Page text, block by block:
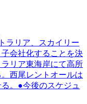
ラリア、スカイリー
会社化することを決
リア東海岸にて高所
西尾レントオールは
。●今後のスケジュ